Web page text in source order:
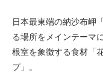
日本最東端の納沙布岬
る場所をメインテーマ
根室を象徴する食材「
プ」。